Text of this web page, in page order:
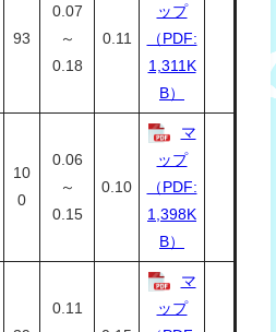
93
0.07
～
0.18
0.11
ップ
（PDF:
1,311K
B）
10
0
0.06
～
0.15
0.10
マ
ップ
（PDF:
1,398K
B）
0.11
マ
ップ